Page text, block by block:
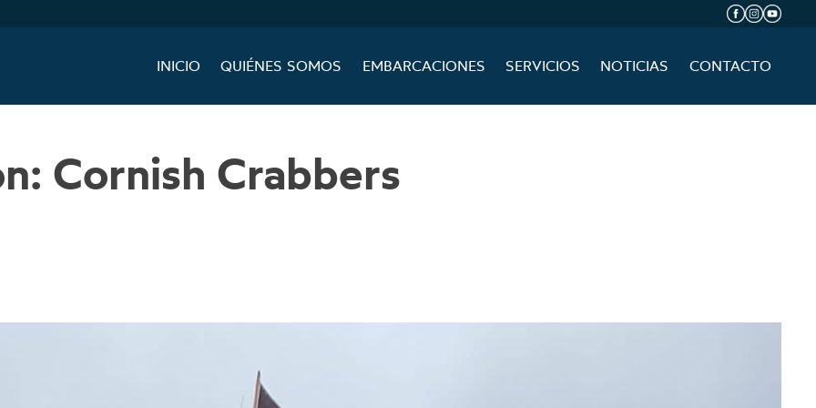
INICIO QUIÉNES SOMOS EMBARCACIONES SERVICIOS NOTICIAS CONTACTO
Cornish Crabbers